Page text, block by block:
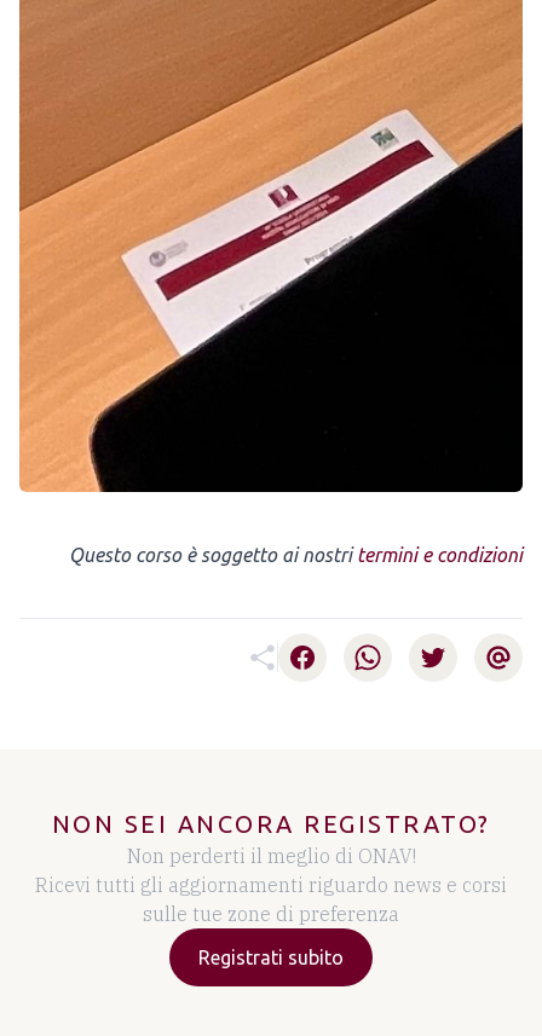
Questo corso è soggetto ai nostritermini e condizioni
FacebookWhatsappTwitter Email
NON SEI ANCORA REGISTRATO?
Non perderti il meglio di ONAV!
Ricevi tutti gli aggiornamenti riguardo news e corsi
sulle tue zone di preferenza
Registrati subito